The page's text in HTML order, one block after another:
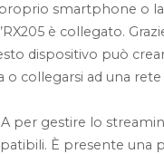
smartphone o
è collegato.
dispositivo può
o collegarsi ad una rete
per gestire lo
È presente una